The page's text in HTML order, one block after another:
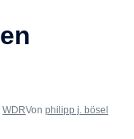
WDRVon philipp j. bösel